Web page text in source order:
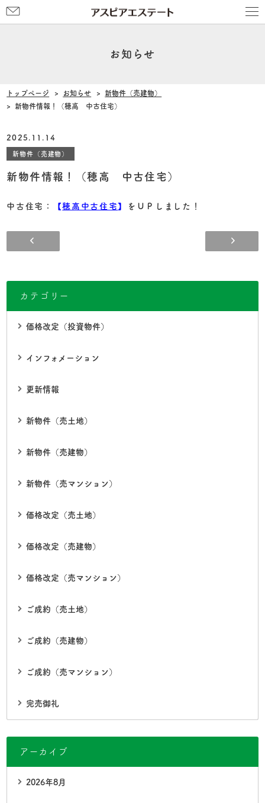
問
お知らせ
トップページ お知らせ
新物件（売建物）
新物件情報！（穂高 中古住宅）
2025.11.14
新物件（売建物）
新物件情報！（穂高 中古住宅）
中古住宅： 【穂高中古住宅 】 をＵＰしました！
カテゴリー
価格改定（投資物件）
インフォメーション
更新情報
新物件（売土地）
新物件（売建物）
新物件（売マンション）
価格改定（売土地）
価格改定（売建物）
価格改定（売マンション）
ご成約（売土地）
ご成約（売建物）
ご成約（売マンション）
完売御礼
アーカイブ
2026年8月